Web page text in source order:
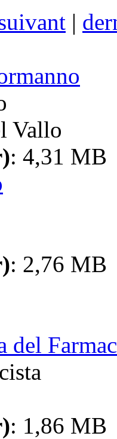
|
Vallo
: 4,31 MB
: 2,76 MB
del
: 1,86 MB